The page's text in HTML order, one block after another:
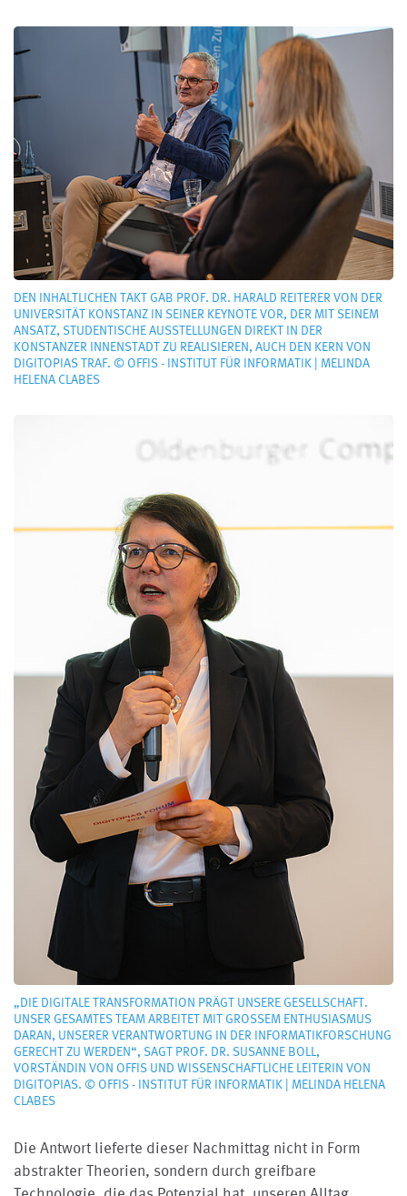
DEN INHALTLICHEN TAKT GAB PROF. DR. HARALD REITERER VON DER
UNIVERSITÄT KONSTANZ IN SEINER KEYNOTE VOR, DER MIT SEINEM
ANSATZ, STUDENTISCHE AUSSTELLUNGEN DIREKT IN DER
KONSTANZER INNENSTADT ZU REALISIEREN, AUCH DEN KERN VON
DIGITOPIAS TRAF. © OFFIS - INSTITUT FÜR INFORMATIK | MELINDA
HELENA CLABES
„DIE DIGITALE TRANSFORMATION PRÄGT UNSERE GESELLSCHAFT.
UNSER GESAMTES TEAM ARBEITET MIT GROSSEM ENTHUSIASMUS D
ARAN, UNSERER VERANTWORTUNG IN DER INFORMATIKFORSCHUNG G
ERECHT ZU WERDEN“, SAGT PROF. DR. SUSANNE BOLL, V
ORSTÄNDIN VON OFFIS UND WISSENSCHAFTLICHE LEITERIN VON D
IGITOPIAS. © OFFIS - INSTITUT FÜR INFORMATIK | MELINDA HELENA C
LABES
Die Antwort lieferte dieser Nachmittag nicht in Form
abstrakter Theorien, sondern durch greifbare